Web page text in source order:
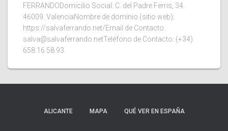
FERRANDODomicilio Social: C. del Padre Ferris, 34.
46009. ValenciaNombre de dominio (sitio web):
https://salvaferrando.net/Email de Contacto:
salva@salvaferrando.netTeléfono de Contacto: (+34)
658 16 58 93
ALICANTE MAPA QUÉ VER EN ESPAÑA